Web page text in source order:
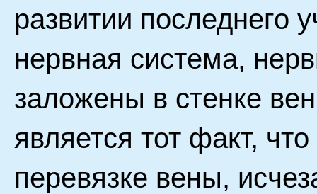
развитии последнего
нервная система,
заложены в стенке
является тот факт,
перевязке вены,